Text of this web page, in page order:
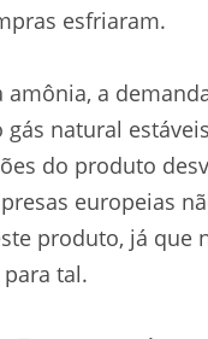
esfriaram.
amônia, a
gás natural
do produto
europeias
produto, já que
tal.